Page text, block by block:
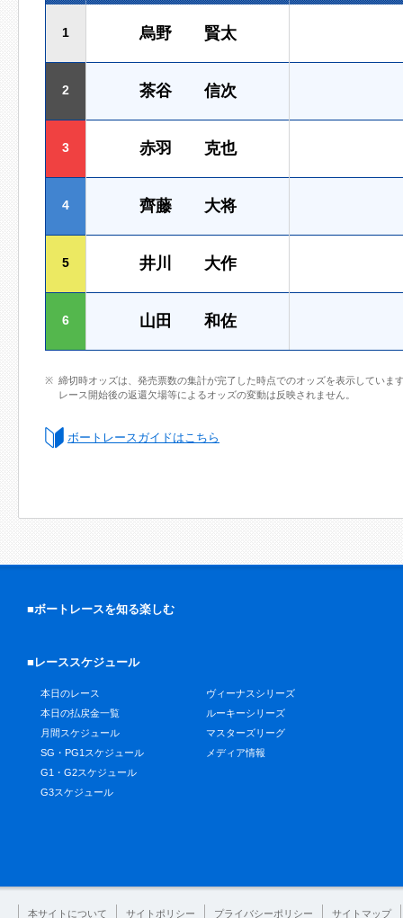
1 烏野 賢太
2 茶谷 信次
3 赤羽 克也
4 齊藤 大将
5 井川 大作
6 山田 和佐
締切時オッズは、発売票数の集計が完了した時点でのオッズを表示していま
レース開始後の返還欠場等によるオッズの変動は反映されません。
ボートレースガイドはこちら
■ボートレースを知る楽しむ
■レーススケジュール
本日のレース
本日の払戻金一覧
月間スケジュール
SG・PG1スケジュール
G1・G2スケジュール
G3スケジュール
ヴィーナスシリーズ
ルーキーシリーズ
マスターズリーグ
メディア情報
本サイトについて サイトポリシー プライバシーポリシー サイトマップ